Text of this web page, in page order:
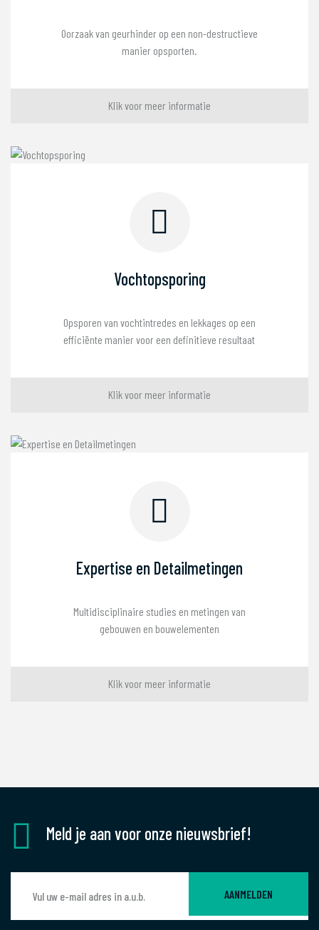
Oorzaak van geurhinder op een non-destructieve
manier opsporten.
Klik voor meer informatie
Vochtopsporing
Opsporen van vochtintredes en lekkages op een
efficiënte manier voor een definitieve resultaat
Klik voor meer informatie
Expertise en Detailmetingen
Multidisciplinaire studies en metingen van
gebouwen en bouwelementen
Klik voor meer informatie
Meld je aan voor onze nieuwsbrief!
AANMELDEN